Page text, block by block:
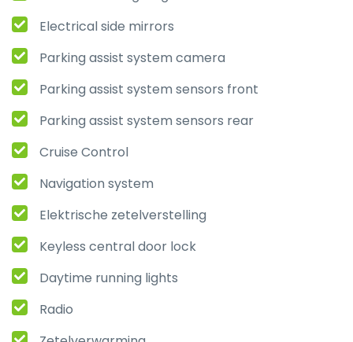
Electrical side mirrors
Parking assist system camera
Parking assist system sensors front
Parking assist system sensors rear
Cruise Control
Navigation system
Elektrische zetelverstelling
Keyless central door lock
Daytime running lights
Radio